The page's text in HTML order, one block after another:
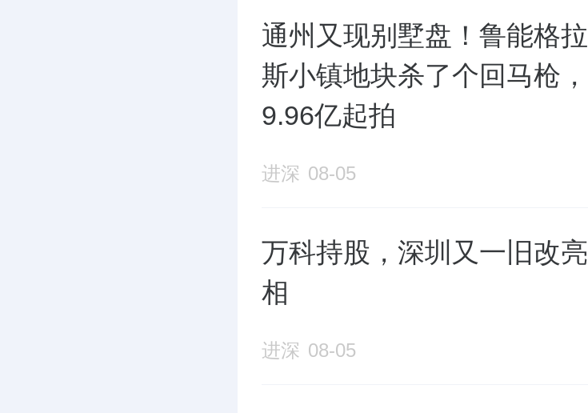
通州又现别墅盘！鲁能格拉
斯小镇地块杀了个回马枪，
9.96亿起拍
进深 08-05
万科持股，深圳又一旧改亮
相
进深 08-05